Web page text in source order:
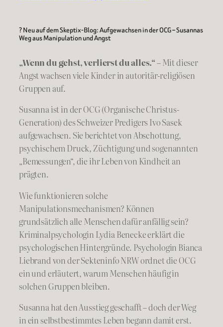
? Neu auf dem Skeptix-Blog: Aufgewachsen in der OCG – Susannas
Weg aus Manipulation und Angst
„Wenn du gehst, verlierst du alles.“– Mit dieser
Angst wachsen viele Kinder in autoritär-religiösen
Gruppen auf.
Susanna ist in der OCG (Organische Christus-
Generation) des Schweizer Predigers Ivo Sasek
aufgewachsen. Sie berichtet von Abschottung,
psychischem Druck, Züchtigung und sogenannten
„Bemessungen“, die ihr Leben von Kindheit an
prägten.
Wie funktionieren solche
Manipulationsmechanismen? Können
grundsätzlich alle Menschen dafür anfällig sein?
Kriminalpsychologin Lydia Benecke erklärt die
psychologischen Hintergründe. Psychologin Bianca
Liebrand von der Sekteninfo NRW ordnet die OCG
ein und erläutert, warum Menschen häufig in
solchen Gruppen bleiben.
Susanna hat den Ausstieg geschafft – doch der Weg
in ein selbstbestimmtes Leben begann damit erst.